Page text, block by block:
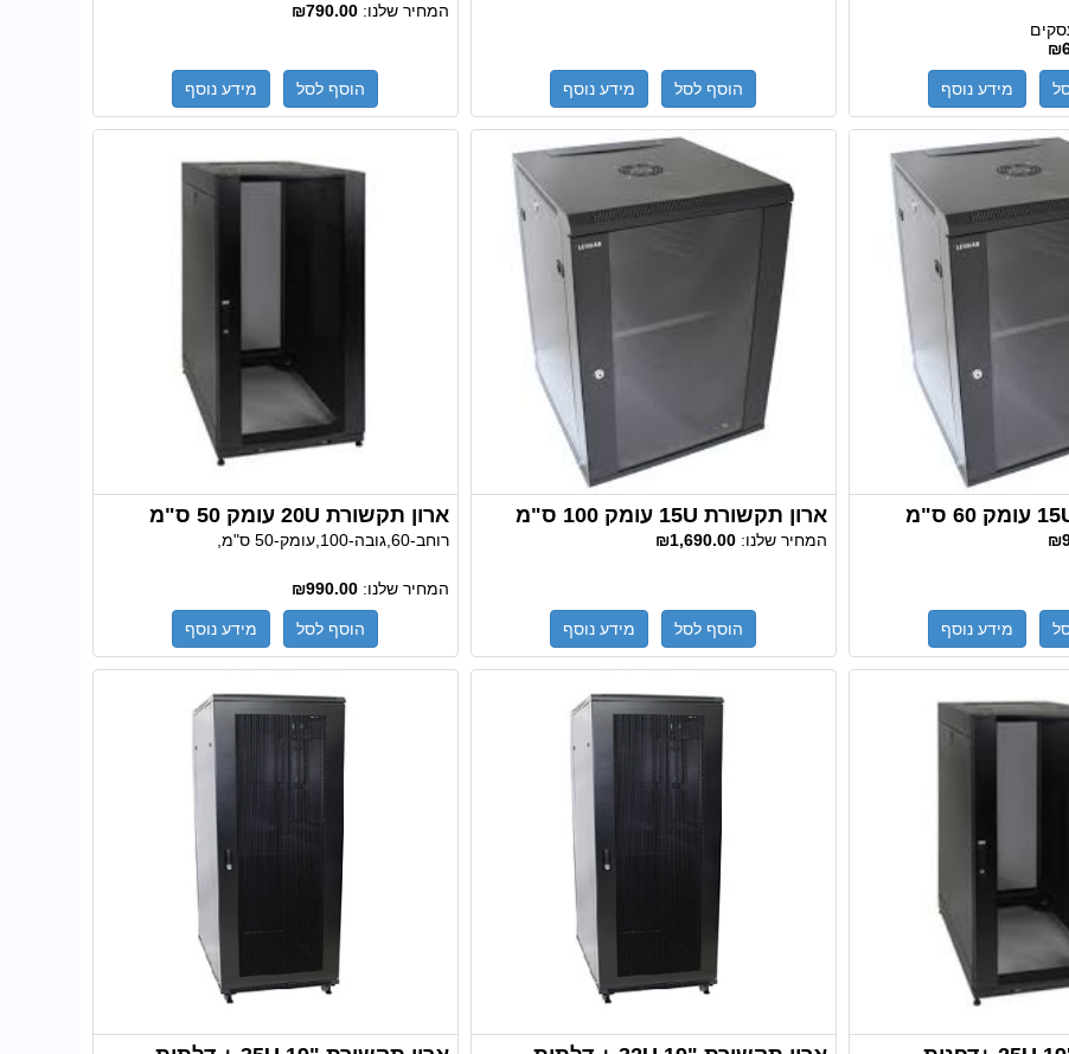
מידע נוסף הוסף לסל מידע נוסף
המחיר שלנו:₪790.00
הוסף לסל מידע נוסף
מידע נוסף
ארון תקשורת 15U עומק 100 ס"מ
המחיר שלנו:₪1,690.00
הוסף לסל מידע נוסף
ארון תקשורת 20U עומק 50 ס"מ
רוחב-60,גובה-100,עומק-50 ס"מ,
המחיר שלנו:₪990.00
הוסף לסל מידע נוסף